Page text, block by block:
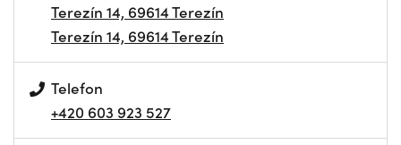
Terezín 14, 69614 Terezín
Terezín 14, 69614 Terezín
Telefon
+420 603 923 527